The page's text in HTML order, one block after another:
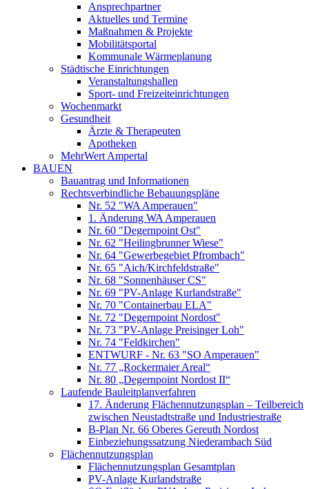
Ansprechpartner
Aktuelles und Termine
Maßnahmen & Projekte
Mobilitätsportal
Kommunale Wärmeplanung
Städtische Einrichtungen
Veranstaltungshallen
Sport- und Freizeiteinrichtungen
Wochenmarkt
Gesundheit
Ärzte & Therapeuten
Apotheken
MehrWert Ampertal
BAUEN
Bauantrag und Informationen
Rechtsverbindliche Bebauungspläne
Nr. 52 "WA Amperauen"
1. Änderung WA Amperauen
Nr. 60 "Degernpoint Ost"
Nr. 62 "Heilingbrunner Wiese"
Nr. 64 "Gewerbegebiet Pfrombach"
Nr. 65 "Aich/Kirchfeldstraße"
Nr. 68 "Sonnenhäuser CS"
Nr. 69 "PV-Anlage Kurlandstraße"
Nr. 70 "Containerbau ELA"
Nr. 72 "Degernpoint Nordost"
Nr. 73 "PV-Anlage Preisinger Loh"
Nr. 74 "Feldkirchen"
ENTWURF - Nr. 63 "SO Amperauen"
Nr. 77 „Rockermaier Areal“
Nr. 80 „Degernpoint Nordost II“
Laufende Bauleitplanverfahren
17. Änderung Flächennutzungsplan – Teilbereich
zwischen Neustadtstraße und Industriestraße
B-Plan Nr. 66 Oberes Gereuth Nordost
Einbeziehungssatzung Niederambach Süd
Flächennutzungsplan
Flächennutzungsplan Gesamtplan
PV-Anlage Kurlandstraße